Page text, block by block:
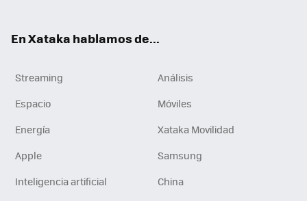
En Xataka hablamos de...
Streaming
Análisis
Espacio
Móviles
Energía
Xataka Movilidad
Apple
Samsung
Inteligencia artificial
China